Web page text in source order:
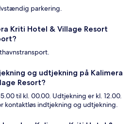
parkering.
Kriti Hotel & Village Resort
og udtjekning på Kalimera
Resort?
til kl. 00.00. Udtjekning er kl. 12.00.
kontaktløs indtjekning og udtjekning.